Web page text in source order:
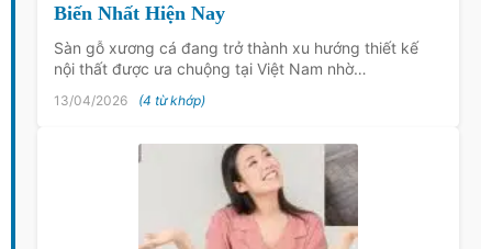
Biến Nhất Hiện Nay
Sàn gỗ xương cá đang trở thành xu hướng thiết kế
nội thất được ưa chuộng tại Việt Nam nhờ…
13/04/2026 (4 từ khớp)